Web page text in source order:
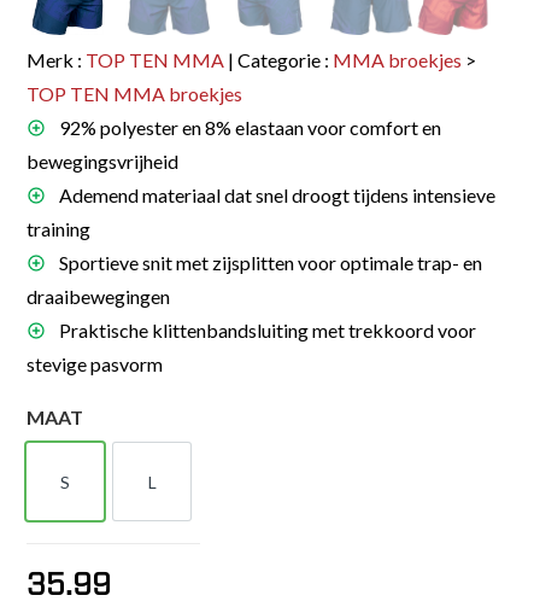
Merk : TOP TEN MMA | Categorie : MMA broekjes >
TOP TEN MMA broekjes
92% polyester en 8% elastaan voor comfort en
bewegingsvrijheid
Ademend materiaal dat snel droogt tijdens intensieve
training
Sportieve snit met zijsplitten voor optimale trap- en
draaibewegingen
Praktische klittenbandsluiting met trekkoord voor
stevige pasvorm
MAAT
S
S
L
L
35.99